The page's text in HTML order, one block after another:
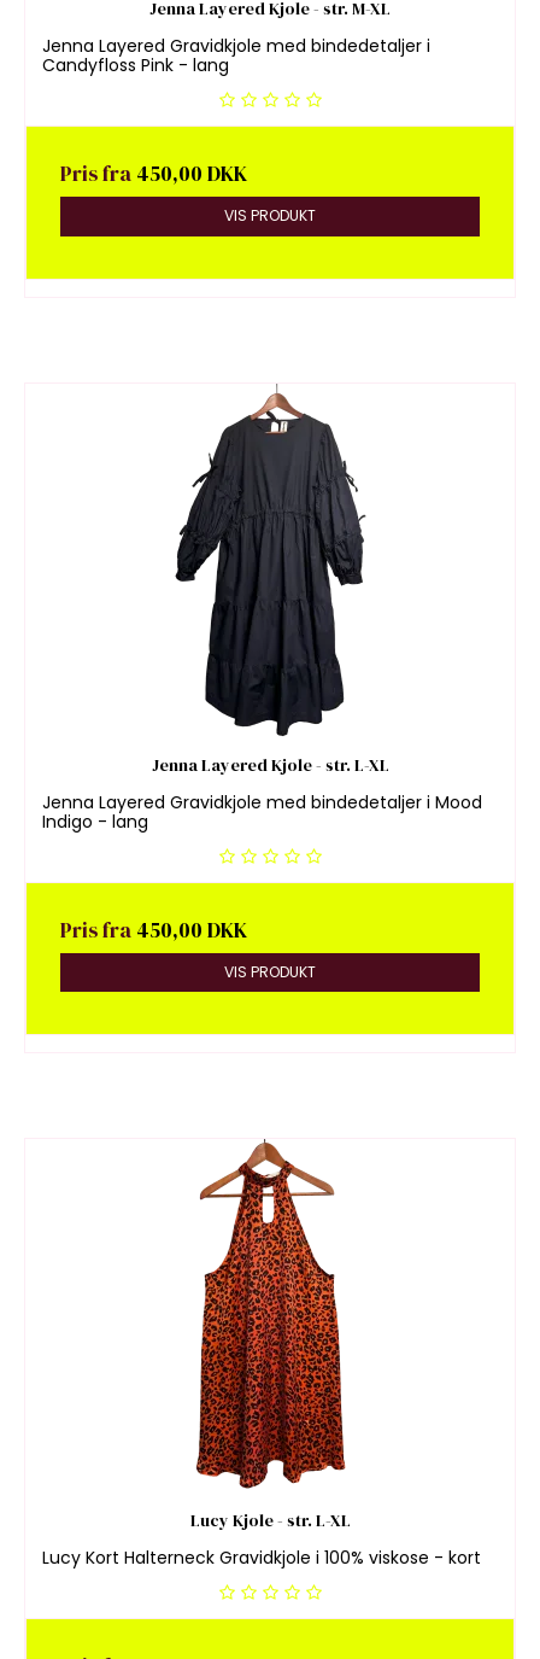
Jenna Layered Kjole - str. M-XL
Jenna Layered Gravidkjole med bindedetaljer i
Candyfloss Pink - lang
Pris fra 450,00 DKK
VIS PRODUKT
Jenna Layered Kjole - str. L-XL
Jenna Layered Gravidkjole med bindedetaljer i Mood
Indigo - lang
Pris fra 450,00 DKK
VIS PRODUKT
Lucy Kjole - str. L-XL
Lucy Kort Halterneck Gravidkjole i 100% viskose - kort